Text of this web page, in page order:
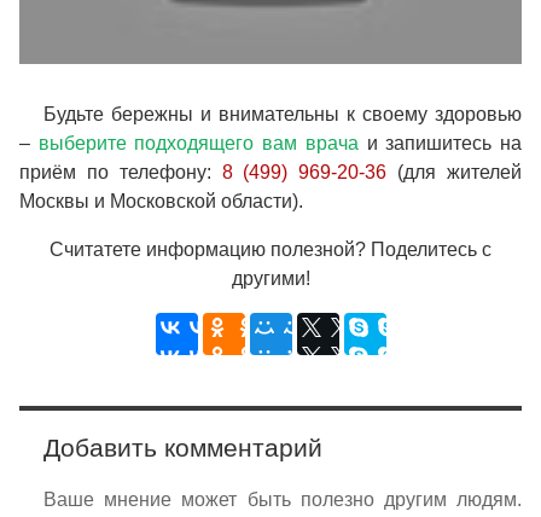
Будьте бережны и внимательны к своему здоровью
– выберите подходящего вам врача и запишитесь на
приём по телефону: 8 (499) 969-20-36 (для жителей
Москвы и Московской области).
Считатете информацию полезной? Поделитесь с
другими!
Добавить комментарий
Ваше мнение может быть полезно другим людям.